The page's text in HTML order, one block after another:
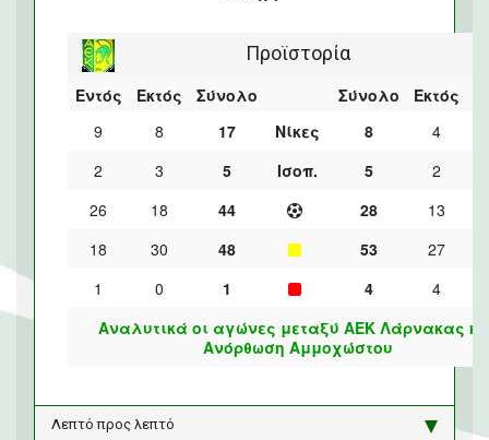
Προϊστορία
Εντός Εκτός Σύνολο Σύνολο Εκτός
9
8 17 Νίκες 8
4
2
3 5 Ισοπ. 5
2
26
18 44 28 13
18
30 48 53 27
1
0 1 4
4
Αναλυτικά οι αγώνες μεταξύ ΑΕΚ Λάρνακας
Ανόρθωση Αμμοχώστου
Λεπτό προς λεπτό